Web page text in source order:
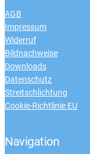
AGB
Impressum
Widerruf
Bildnachweise
Downloads
Datenschutz
Streitschlichtung
Cookie-Richtlinie EU
Navigation